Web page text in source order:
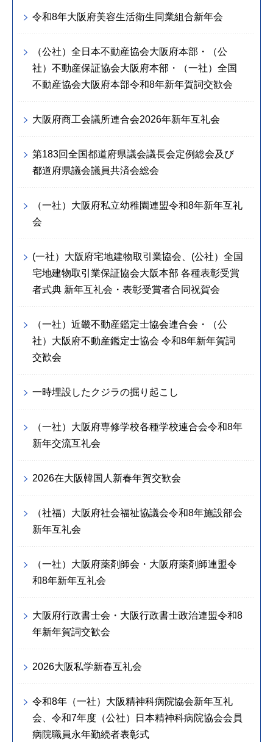
令和8年大阪府美容生活衛生同業組合新年会
（公社）全日本不動産協会大阪府本部・（公
社）不動産保証協会大阪府本部・（一社）全国
不動産協会大阪府本部令和8年新年賀詞交歓会
大阪府商工会議所連合会2026年新年互礼会
第183回全国都道府県議会議長会定例総会及び
都道府県議会議員共済会総会
（一社）大阪府私立幼稚園連盟令和8年新年互礼
会
(一社）大阪府宅地建物取引業協会、(公社）全国
宅地建物取引業保証協会大阪本部 各種表彰受賞
者式典 新年互礼会・表彰受賞者合同祝賀会
（一社）近畿不動産鑑定士協会連合会・（公
社）大阪府不動産鑑定士協会 令和8年新年賀詞
交歓会
一時埋設したクジラの掘り起こし
（一社）大阪府専修学校各種学校連合会令和8年
新年交流互礼会
2026在大阪韓国人新春年賀交歓会
（社福）大阪府社会福祉協議会令和8年施設部会
新年互礼会
（一社）大阪府薬剤師会・大阪府薬剤師連盟令
和8年新年互礼会
大阪府行政書士会・大阪行政書士政治連盟令和8
年新年賀詞交歓会
2026大阪私学新春互礼会
令和8年（一社）大阪精神科病院協会新年互礼
会、令和7年度（公社）日本精神科病院協会会員
病院職員永年勤続者表彰式